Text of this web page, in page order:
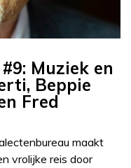
Muziek en
Beppie
Fred
maakt
vrolijke reis door